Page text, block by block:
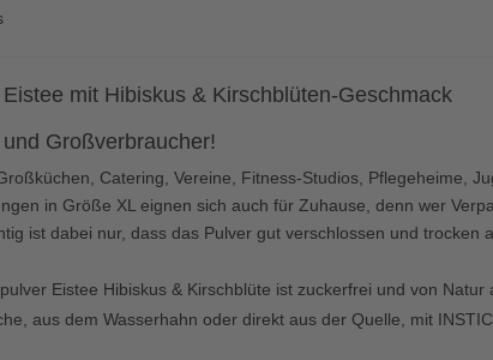
mit Hibiskus & Kirschblüten-Geschmack
Großverbraucher!
Catering, Vereine, Fitness-Studios, Pflegeheime,
in Größe XL eignen sich auch für Zuhause, denn wer
ist dabei nur, dass das Pulver gut verschlossen und
Eistee Hibiskus & Kirschblüte ist zuckerfrei und von
aus dem Wasserhahn oder direkt aus der Quelle, mit